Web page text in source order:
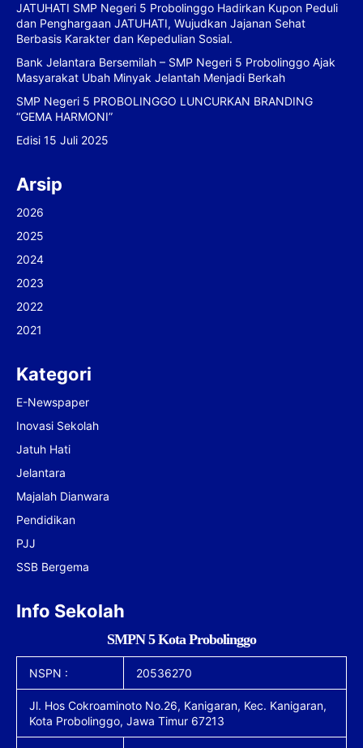
JATUHATI SMP Negeri 5 Probolinggo Hadirkan Kupon Peduli
dan Penghargaan JATUHATI, Wujudkan Jajanan Sehat
Berbasis Karakter dan Kepedulian Sosial.
Bank Jelantara Bersemilah – SMP Negeri 5 Probolinggo Ajak
Masyarakat Ubah Minyak Jelantah Menjadi Berkah
SMP Negeri 5 PROBOLINGGO LUNCURKAN BRANDING
“GEMA HARMONI”
Edisi 15 Juli 2025
Arsip
2026
2025
2024
2023
2022
2021
Kategori
E-Newspaper
Inovasi Sekolah
Jatuh Hati
Jelantara
Majalah Dianwara
Pendidikan
PJJ
SSB Bergema
Info Sekolah
SMPN 5 Kota Probolinggo
NSPN : 20536270
Jl. Hos Cokroaminoto No.26, Kanigaran, Kec. Kanigaran,
Kota Probolinggo, Jawa Timur 67213